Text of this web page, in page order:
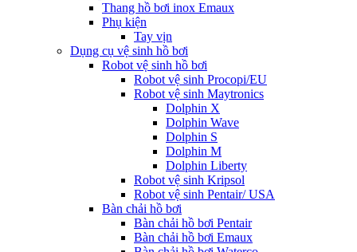
Thang hồ bơi inox Emaux
Phụ kiện
Tay vịn
Dụng cụ vệ sinh hồ bơi
Robot vệ sinh hồ bơi
Robot vệ sinh Procopi/EU
Robot vệ sinh Maytronics
Dolphin X
Dolphin Wave
Dolphin S
Dolphin M
Dolphin Liberty
Robot vệ sinh Kripsol
Robot vệ sinh Pentair/ USA
Bàn chải hồ bơi
Bàn chải hồ bơi Pentair
Bàn chải hồ bơi Emaux